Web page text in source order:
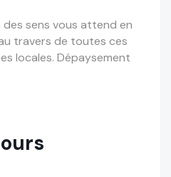
des sens vous attend en
travers de toutes ces
locales. Dépaysement